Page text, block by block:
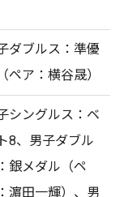
ダブルス：準優
ペア：横谷晟）
シングルス：ベ
8、男子ダブル
銀メダル（ペ
濵田一輝）、男